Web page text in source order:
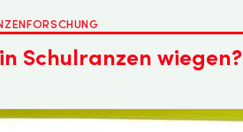
Schulranzen wiegen?